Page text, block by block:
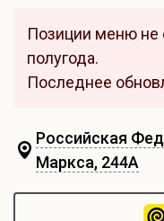
Позиции меню не
полугода.
Последнее
Российская
Маркса, 244А